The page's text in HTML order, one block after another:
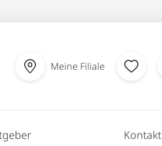
Meine Filiale
Kontakt